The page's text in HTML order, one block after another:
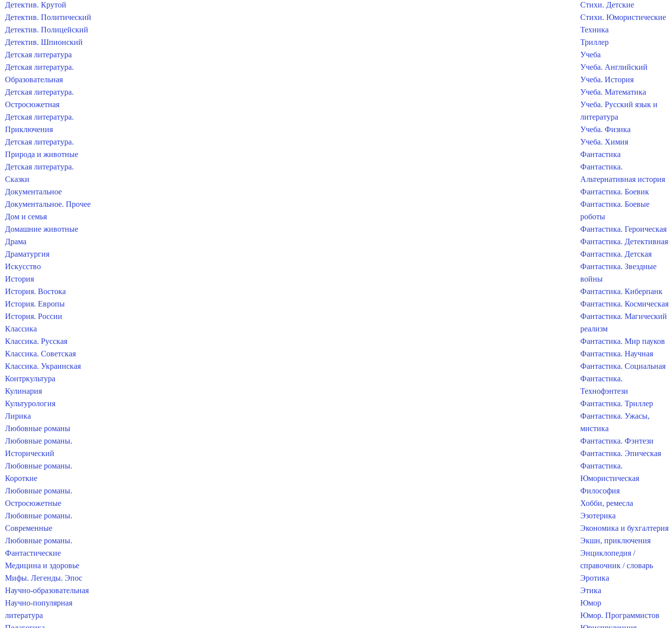
Детектив. Крутой
Детектив. Политический
Детектив. Полицейский
Детектив. Шпионский
Детская литература
Детская литература.
Образовательная
Детская литература.
Остросюжетная
Детская литература.
Приключения
Детская литература.
Природа и животные
Детская литература.
Сказки
Документальное
Документальное. Прочее
Дом и семья
Домашние животные
Драма
Драматургия
Искусство
История
История. Востока
История. Европы
История. России
Классика
Классика. Русская
Классика. Советская
Классика. Украинская
Контркультура
Кулинария
Культурология
Лирика
Любовные романы
Любовные романы.
Исторический
Любовные романы.
Короткие
Любовные романы.
Остросюжетные
Любовные романы.
Современные
Любовные романы.
Фантастические
Медицина и здоровье
Мифы. Легенды. Эпос
Научно-образовательная
Научно-популярная
литература
Стихи. Детские
Стихи. Юмористические
Техника
Триллер
Учеба
Учеба. Английский
Учеба. История
Учеба. Математика
Учеба. Русский язык и
литература
Учеба. Физика
Учеба. Химия
Фантастика
Фантастика.
Альтернативная история
Фантастика. Боевик
Фантастика. Боевые
роботы
Фантастика. Героическая
Фантастика. Детективная
Фантастика. Детская
Фантастика. Звездные
войны
Фантастика. Киберпанк
Фантастика. Космическая
Фантастика. Магический
реализм
Фантастика. Мир пауков
Фантастика. Научная
Фантастика. Социальная
Фантастика.
Технофэнтези
Фантастика. Триллер
Фантастика. Ужасы,
мистика
Фантастика. Фэнтези
Фантастика. Эпическая
Фантастика.
Юмористическая
Философия
Хобби, ремесла
Эзотерика
Экономика и бухгалтерия
Экшн, приключения
Энциклопедия /
справочник / словарь
Эротика
Этика
Юмор
Юмор. Программистов